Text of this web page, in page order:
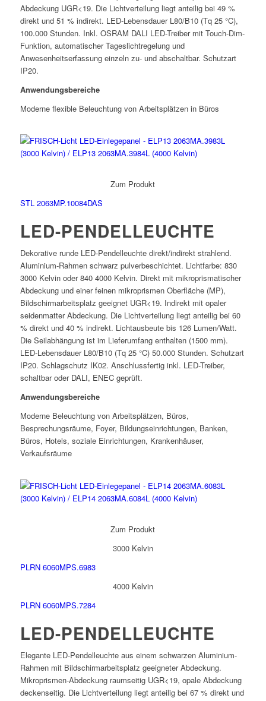
Abdeckung UGR<19. Die Lichtverteilung liegt anteilig bei 49 %
direkt und 51 % indirekt. LED-Lebensdauer L80/B10 (Tq 25 °C),
100.000 Stunden. Inkl. OSRAM DALI LED-Treiber mit Touch-Dim-
Funktion, automatischer Tageslichtregelung und
Anwesenheitserfassung einzeln zu- und abschaltbar. Schutzart
IP20.
Anwendungsbereiche
Moderne flexible Beleuchtung von Arbeitsplätzen in Büros
Zum Produkt
STL 2063MP.10084DAS
LED-PENDELLEUCHTE
Dekorative runde LED-Pendelleuchte direkt/indirekt strahlend.
Aluminium-Rahmen schwarz pulverbeschichtet. Lichtfarbe: 830
3000 Kelvin oder 840 4000 Kelvin. Direkt mit mikroprismatischer
Abdeckung und einer feinen mikroprismen Oberfläche (MP),
Bildschirmarbeitsplatz geeignet UGR<19. Indirekt mit opaler
seidenmatter Abdeckung. Die Lichtverteilung liegt anteilig bei 60
% direkt und 40 % indirekt. Lichtausbeute bis 126 Lumen/Watt.
Die Seilabhängung ist im Lieferumfang enthalten (1500 mm).
LED-Lebensdauer L80/B10 (Tq 25 °C) 50.000 Stunden. Schutzart
IP20. Schlagschutz IK02. Anschlussfertig inkl. LED-Treiber,
schaltbar oder DALI, ENEC geprüft.
Anwendungsbereiche
Moderne Beleuchtung von Arbeitsplätzen, Büros,
Besprechungsräume, Foyer, Bildungseinrichtungen, Banken,
Büros, Hotels, soziale Einrichtungen, Krankenhäuser,
Verkaufsräume
Zum Produkt
3000 Kelvin
PLRN 6060MPS.6983
4000 Kelvin
PLRN 6060MPS.7284
LED-PENDELLEUCHTE
Elegante LED-Pendelleuchte aus einem schwarzen Aluminium-
Rahmen mit Bildschirmarbeitsplatz geeigneter Abdeckung.
Mikroprismen-Abdeckung raumseitig UGR<19, opale Abdeckung
deckenseitig. Die Lichtverteilung liegt anteilig bei 67 % direkt und